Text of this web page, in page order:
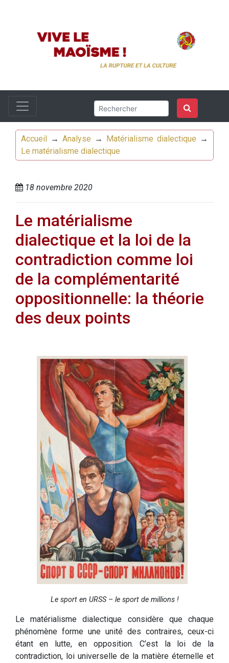
Accueil → Analyse → Matérialisme dialectique →
Le matérialisme dialectique
18 novembre 2020
Le matérialisme
dialectique et la loi de la
contradiction comme loi
de la complémentarité
oppositionnelle: la théorie
des deux points
Le sport en URSS – le sport de millions !
Le matérialisme dialectique considère que chaque
phénomène forme une unité des contraires, ceux-ci
étant en lutte, en opposition. C’est la loi de la
contradiction, loi universelle de la matière éternelle et